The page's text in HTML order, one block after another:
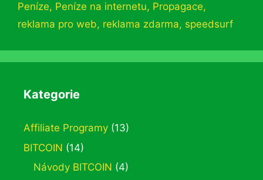
Peníze, Peníze na internetu, Propagace,
reklama pro web, reklama zdarma, speedsurf
Kategorie
Affiliate Programy (13)
BITCOIN (14)
Návody BITCOIN (4)